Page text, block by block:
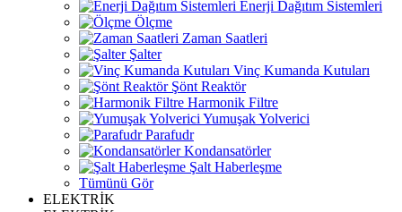
Enerji Dağıtım Sistemleri
Ölçme
Zaman Saatleri
Şalter
Vinç Kumanda Kutuları
Şönt Reaktör
Harmonik Filtre
Yumuşak Yolverici
Parafudr
Kondansatörler
Şalt Haberleşme
Tümünü Gör
ELEKTRİK